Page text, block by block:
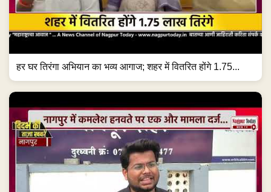
हर घर तिरंगा अभियान का भव्य आगाज; शहर में वितरित होंगे 1.75...